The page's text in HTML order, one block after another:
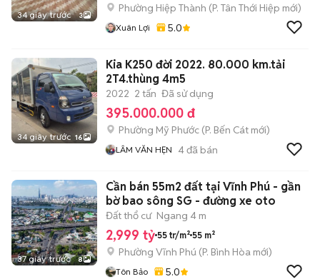
34 giây trước 3
Phường Hiệp Thành (P. Tân Thới Hiệp mới)
Xuân Lợi 5.0
34 giây trước 16
Kia K250 đời 2022. 80.000 km.tải
2T4.thùng 4m5
2022 2 tấn Đã sử dụng
395.000.000 đ
Phường Mỹ Phước (P. Bến Cát mới)
LÂM VĂN HẸN 4đã bán
37 giây trước 8
Cần bán 55m2 đất tại Vĩnh Phú - gần
bờ bao sông SG - đường xe oto
Đất thổ cư Ngang 4 m
2,999 tỷ 55 tr/m² 55 m²
Phường Vĩnh Phú (P. Bình Hòa mới)
Tôn Bảo 5.0